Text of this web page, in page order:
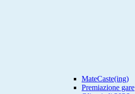
MateCaste(ing)
Premiazione gare